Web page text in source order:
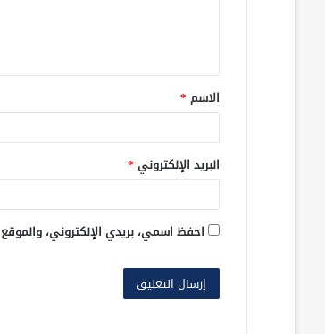
ق
*
الاسم *
البريد الإلكتروني *
احفظ اسمي، بريدي الإلكتروني،